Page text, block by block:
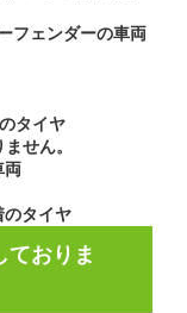
フェンダーの車両
タイヤ
せん。
両
タイヤ
ておりま